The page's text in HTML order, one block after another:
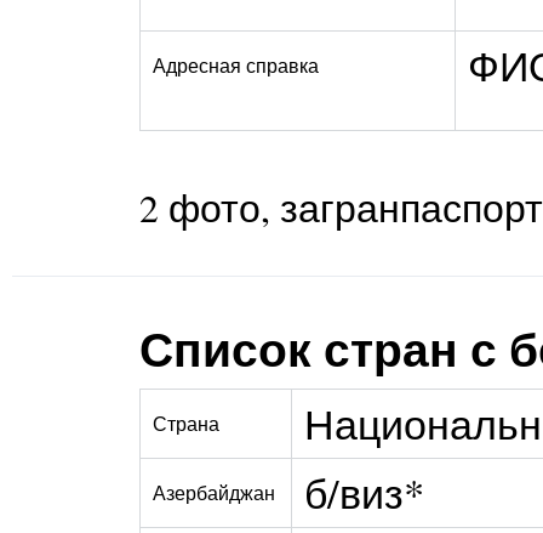
Адресная справка
2 фото,
Список стран с
Страна
Азербайджан б/виз*